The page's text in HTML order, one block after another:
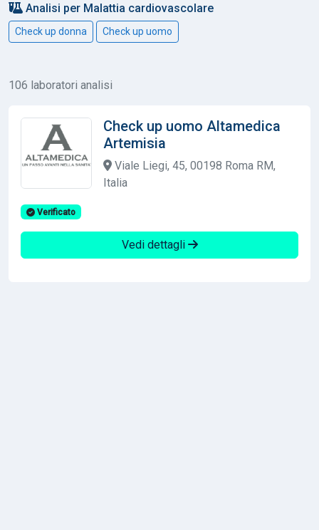
Analisi per Malattia cardiovascolare
Check up donna Check up uomo
106 laboratori analisi
Check up uomo Altamedica
Artemisia
Viale Liegi, 45, 00198 Roma RM,
Italia
Verificato
Vedi dettagli